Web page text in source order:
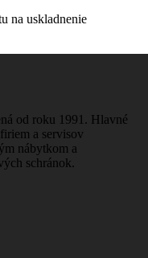
na uskladnenie
od roku 1991. Hlavné
a servisov
nábytkom a
schránok.